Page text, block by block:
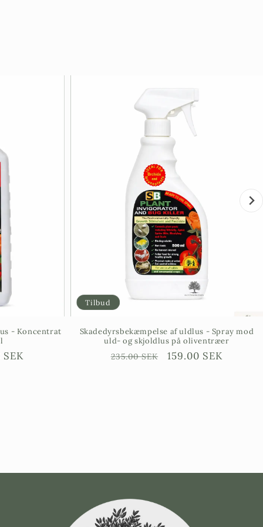
- Koncentrat
SEK
Tilbud
Skadedyrsbekæmpelse af uldlus - Spray mod
uld- og skjoldlus på oliventræer
Ordinarie
235.00 SEK Försäljningspris
159.00 SEK